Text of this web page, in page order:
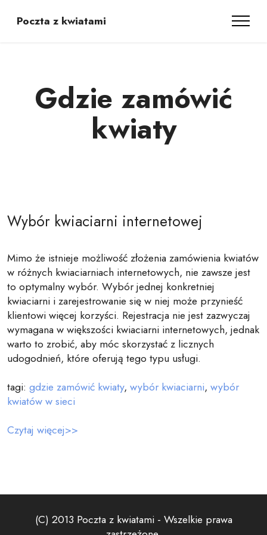
Poczta z kwiatami
Gdzie zamówić
kwiaty
Wybór kwiaciarni internetowej
Mimo że istnieje możliwość złożenia zamówienia kwiatów
w różnych kwiaciarniach internetowych, nie zawsze jest
to optymalny wybór. Wybór jednej konkretniej
kwiaciarni i zarejestrowanie się w niej może przynieść
klientowi więcej korzyści. Rejestracja nie jest zazwyczaj
wymagana w większości kwiaciarni internetowych, jednak
warto to zrobić, aby móc skorzystać z licznych
udogodnień, które oferują tego typu usługi.
tagi: gdzie zamówić kwiaty, wybór kwiaciarni, wybór
kwiatów w sieci
Czytaj więcej>>
(C) 2013 Poczta z kwiatami - Wszelkie prawa